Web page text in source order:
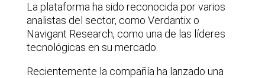
La plataforma ha sido reconocida por varios
analistas del sector, como Verdantix o
Navigant Research, como una de las líderes
tecnológicas en su mercado.
Recientemente la compañía ha lanzado una